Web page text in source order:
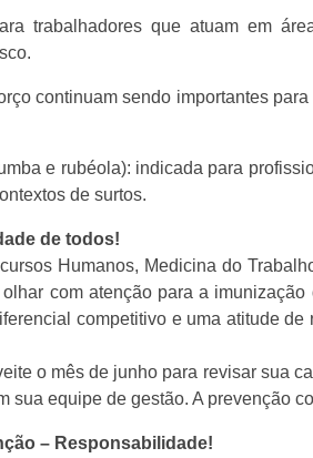
trabalhadores que atuam em
continuam sendo importantes
e rubéola): indicada para
de surtos.
de todos!
Humanos, Medicina do
com atenção para a
competitivo e uma atitude
o mês de junho para revisar sua
sua equipe de gestão. A prevenção
– Responsabilidade!